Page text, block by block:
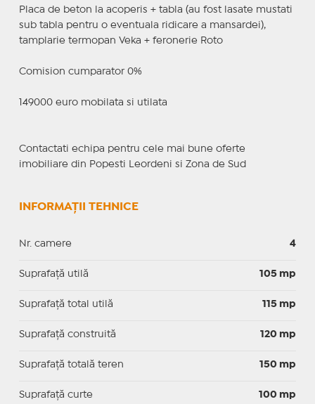
Placa de beton la acoperis + tabla (au fost lasate mustati
sub tabla pentru o eventuala ridicare a mansardei),
tamplarie termopan Veka + feronerie Roto
Comision cumparator 0%
149000 euro mobilata si utilata
Contactati echipa pentru cele mai bune oferte
imobiliare din Popesti Leordeni si Zona de Sud
INFORMAȚII TEHNICE
Nr. camere 4
Suprafaţă utilă 105 mp
Suprafaţă total utilă 115 mp
Suprafaţă construită 120 mp
Suprafață totală teren 150 mp
Suprafaţă curte 100 mp